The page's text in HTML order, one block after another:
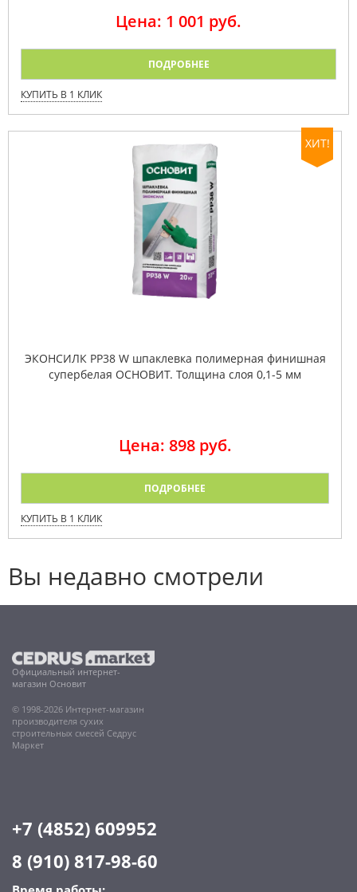
Цена: 1 001 руб.
ПОДРОБНЕЕ
КУПИТЬ В 1 КЛИК
ХИТ!
ЭКОНСИЛК PP38 W шпаклевка полимерная финишная
супербелая ОСНОВИТ. Толщина слоя 0,1-5 мм
Цена: 898 руб.
ПОДРОБНЕЕ
КУПИТЬ В 1 КЛИК
Вы недавно смотрели
Официальный интернет-
магазин Основит
© 1998-2026 Интернет-магазин
производителя сухих
строительных смесей Седрус
Маркет
+7 (4852) 609952
8 (910) 817-98-60